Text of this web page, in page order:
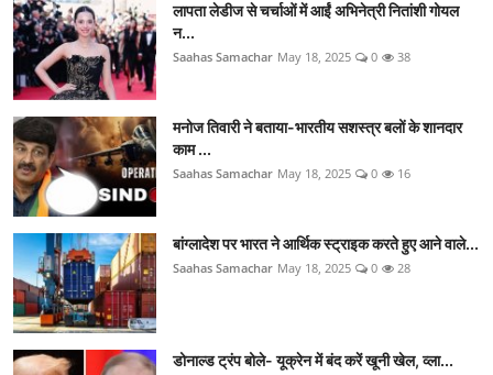
लापता लेडीज से चर्चाओं में आईं अभिनेत्री नितांशी गोयल
न...
Saahas Samachar May 18, 2025 0 38
मनोज तिवारी ने बताया-भारतीय सशस्त्र बलों के शानदार
काम ...
Saahas Samachar May 18, 2025 0 16
बांग्लादेश पर भारत ने आर्थिक स्ट्राइक करते हुए आने वाले...
Saahas Samachar May 18, 2025 0 28
डोनाल्ड ट्रंप बोले- यूक्रेन में बंद करें खूनी खेल, व्ला...